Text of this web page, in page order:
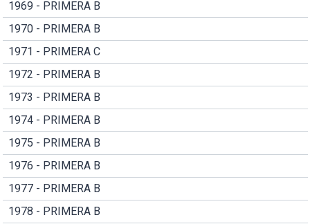
1969 - PRIMERA B
1970 - PRIMERA B
1971 - PRIMERA C
1972 - PRIMERA B
1973 - PRIMERA B
1974 - PRIMERA B
1975 - PRIMERA B
1976 - PRIMERA B
1977 - PRIMERA B
1978 - PRIMERA B